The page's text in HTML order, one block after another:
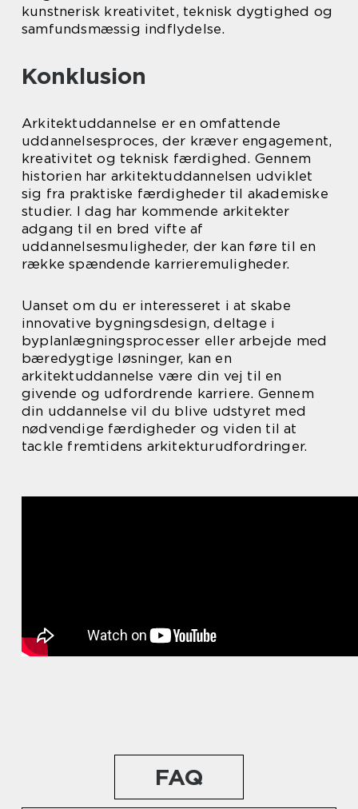
kunstnerisk kreativitet, teknisk dygtighed og
samfundsmæssig indflydelse.
Konklusion
Arkitektuddannelse er en omfattende
uddannelsesproces, der kræver engagement,
kreativitet og teknisk færdighed. Gennem
historien har arkitektuddannelsen udviklet
sig fra praktiske færdigheder til akademiske
studier. I dag har kommende arkitekter
adgang til en bred vifte af
uddannelsesmuligheder, der kan føre til en
række spændende karrieremuligheder.
Uanset om du er interesseret i at skabe
innovative bygningsdesign, deltage i
byplanlægningsprocesser eller arbejde med
bæredygtige løsninger, kan en
arkitektuddannelse være din vej til en
givende og udfordrende karriere. Gennem
din uddannelse vil du blive udstyret med
nødvendige færdigheder og viden til at
tackle fremtidens arkitekturudfordringer.
FAQ